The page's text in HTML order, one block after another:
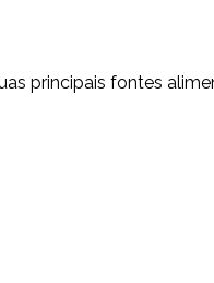
principais fontes